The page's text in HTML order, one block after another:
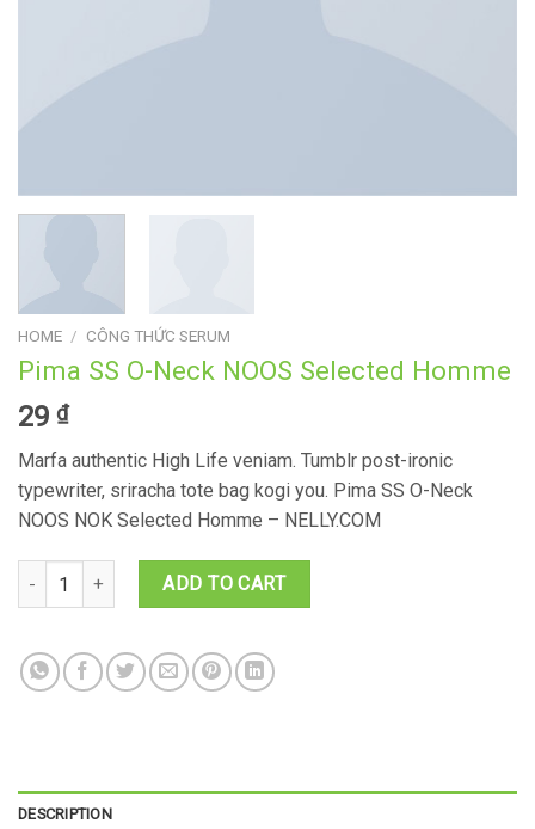
HOME / CÔNG THỨC SERUM
Pima SS O-Neck NOOS Selected Homme
29 ₫
Marfa authentic High Life veniam. Tumblr post-ironic
typewriter, sriracha tote bag kogi you. Pima SS O-Neck
NOOS NOK Selected Homme – NELLY.COM
Pima SS O-Neck NOOS Selected Homme quantity
ADD TO CART
DESCRIPTION